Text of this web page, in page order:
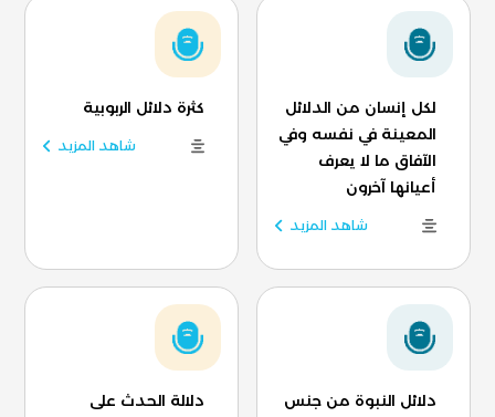
لكل إنسان من الدلائل
المعينة في نفسه وفي
الآفاق ما لا يعرف
أعيانها آخرون
شاهد المزيد
كثرة دلائل الربوبية
شاهد المزيد
دلائل النبوة من جنس
دلالة الحدث على